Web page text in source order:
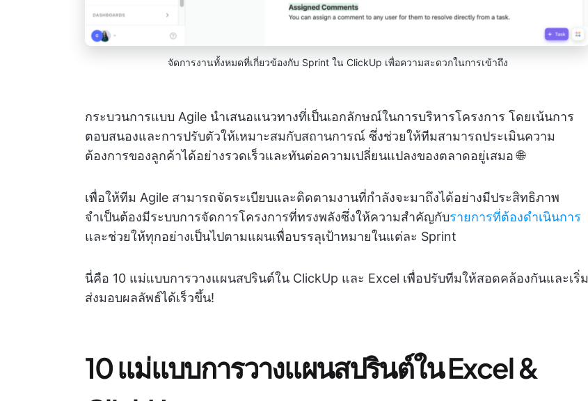
จัดการงานทั้งหมดที่เกี่ยวข้องกับ Sprint ใน ClickUp เพื่อความสะดวกในการเข้าถึง
กระบวนการแบบ Agile นำเสนอแนวทางที่เป็นเอกลักษณ์ในการบริหารโครงการ โดยเน้นการ
ตอบสนองและการปรับตัวให้เหมาะสมกับสถานการณ์ ซึ่งช่วยให้ทีมสามารถประเมินความ
ต้องการของลูกค้าได้อย่างรวดเร็วและทันต่อความเปลี่ยนแปลงของตลาดอยู่เสมอ 🌐
เพื่อให้ทีม Agile สามารถจัดระเบียบและติดตามงานที่กำลังจะมาถึงได้อย่างมีประสิทธิภาพ
จำเป็นต้องมีระบบการจัดการโครงการที่ทรงพลังซึ่งให้ความสำคัญกับรายการที่ต้องดำเนินการ
และช่วยให้ทุกอย่างเป็นไปตามแผนเพื่อบรรลุเป้าหมายในแต่ละ Sprint
นี่คือ 10 แม่แบบการวางแผนสปรินต์ใน ClickUp และ Excel เพื่อปรับทีมให้สอดคล้องกันและเริ่ม
ส่งมอบผลลัพธ์ได้เร็วขึ้น!
10 แม่แบบการวางแผนสปรินต์ใน Excel &